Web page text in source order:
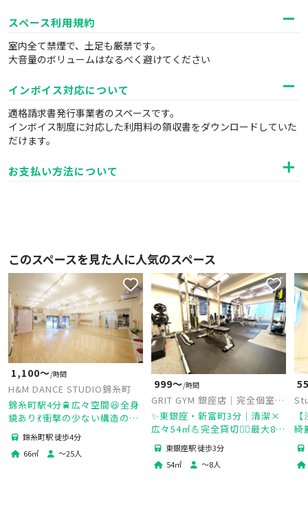
スペース利用規約
室内全て禁煙で、土足も厳禁です。
大音量のボリュームはなるべく避けてください
インボイス対応について
適格請求書発行事業者のスペースです。
インボイス制度に対応した利用料の領収書をダウンロードしていた
だけます。
お支払い方法について
このスペースを見た人に人気のスペース
1,100〜/時間
H&M DANCE STUDIO錦糸町
錦糸町駅4分🚆広々空間😆全身
鏡あり💃衝撃の少ない構造の
床・普段は社交ダンススタジオ
なので滑りがちょうどいいで
す。
錦糸町駅 徒歩4分
66㎡ 〜25人
999〜/時間
GRIT GYM 銀座店｜完全個室貸
切パーソナルジム
✨東銀座・新富町3分｜清潔×
広々54㎡💪完全貸切🏋️‍♀️最大8名
OK／パーソナル・合トレ・撮
影対応
東銀座駅 徒歩3分
54㎡ 〜8人
綺
☆